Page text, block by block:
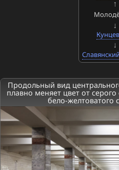
Продольный вид
плавно меняет цвет от
бело-желтоватого